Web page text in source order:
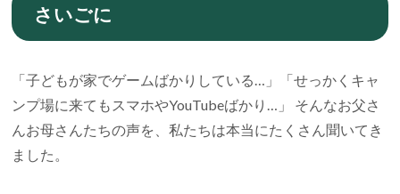
さいごに
「子どもが家でゲームばかりしている…」「せっかくキャ
ンプ場に来てもスマホやYouTubeばかり…」 そんなお父さ
んお母さんたちの声を、私たちは本当にたくさん聞いてき
ました。